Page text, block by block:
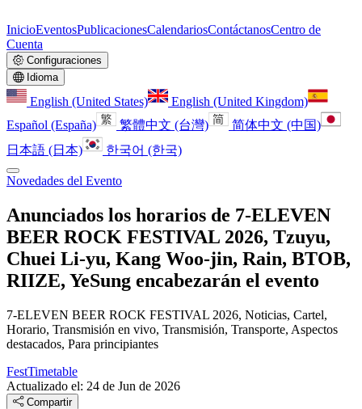
InicioEventosPublicacionesCalendariosContáctanosCentro de
Cuenta
Configuraciones
Idioma
English (United States)
English (United Kingdom)
Español (España)
繁體中文 (台灣)
简体中文 (中国)
日本語 (日本)
한국어 (한국)
Novedades del Evento
Anunciados los horarios de 7-ELEVEN
BEER ROCK FESTIVAL 2026, Tzuyu,
Chuei Li-yu, Kang Woo-jin, Rain, BTOB,
RIIZE, YeSung encabezarán el evento
7-ELEVEN BEER ROCK FESTIVAL 2026, Noticias, Cartel,
Horario, Transmisión en vivo, Transmisión, Transporte, Aspectos
destacados, Para principiantes
FestTimetable
Actualizado el: 24 de Jun de 2026
Compartir